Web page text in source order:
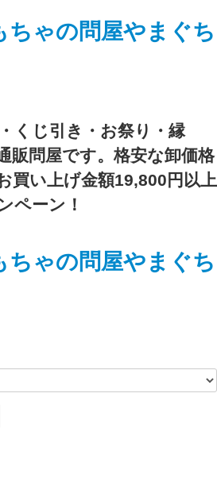
くじ引き・お祭り・縁
販問屋です。格安な卸価格
買い上げ金額19,800円以上
ペーン！